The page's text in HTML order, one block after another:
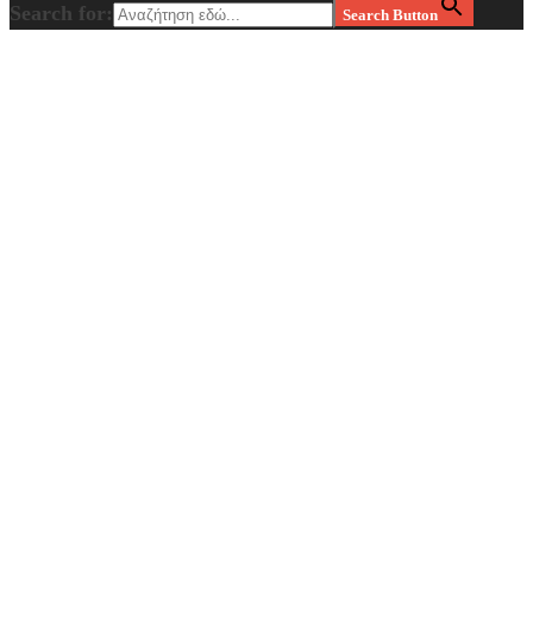
Search for: Search Button